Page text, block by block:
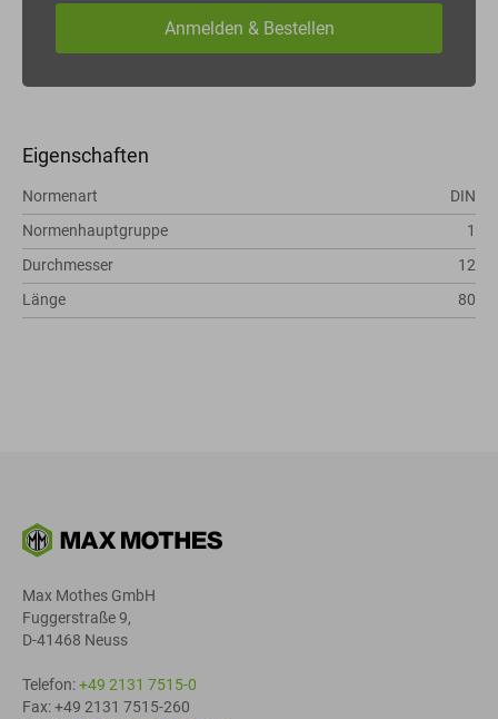
Eigenschaften
Normenart
DIN
Normenhauptgruppe
1
Durchmesser
12
Länge
80
Max Mothes GmbH
Fuggerstraße 9,
D-41468 Neuss
Telefon:+49 2131 7515-0
Fax: +49 2131 7515-260